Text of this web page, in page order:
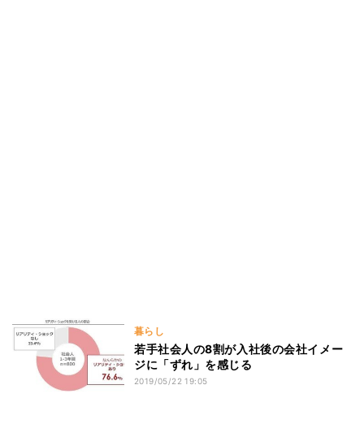
暮らし
若手社会人の8割が入社後の会社イメー
ジに「ずれ」を感じる
2019/05/22 19:05